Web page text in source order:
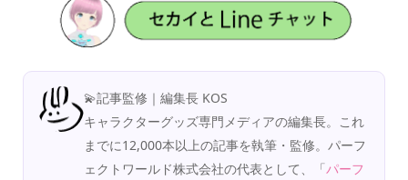
💫記事監修｜編集長 KOS
キャラクターグッズ専門メディアの編集長。これ
までに12,000本以上の記事を執筆・監修。パーフ
ェクトワールド株式会社の代表として、「パーフ